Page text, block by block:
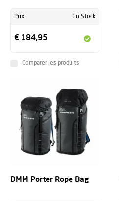
Prix En Stock
€ 184,95
Comparer les produits
DMM Porter Rope Bag